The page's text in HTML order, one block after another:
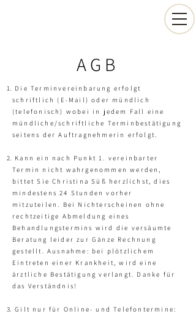
AGB
Die Terminvereinbarung erfolgt
schriftlich (E-Mail) oder mündlich
(telefonisch) wobei in jedem Fall eine
mündliche/schriftliche Terminbestätigung
seitens der Auftragnehmerin erfolgt.
Kann ein nach Punkt 1. vereinbarter
Termin nicht wahrgenommen werden,
bittet Sie Christina Süß herzlichst, dies
mindestens 24 Stunden vorher
mitzuteilen. Bei Nichterscheinen ohne
rechtzeitige Abmeldung eines
Behandlungstermins wird die versäumte
Beratung leider zur Gänze Rechnung
gestellt. Ausnahme: bei plötzlichem
Eintreten einer Krankheit, wird eine
ärztliche Bestätigung verlangt. Danke für
das Verständnis!
Gilt nur für Online- und Telefontermine: